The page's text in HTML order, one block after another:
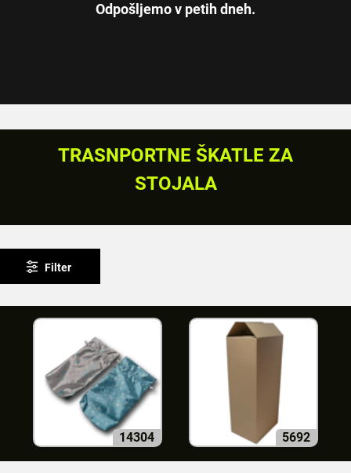
Odpošljemo v petih dneh.
TRASNPORTNE ŠKATLE ZA
STOJALA
Filter
14304 5692